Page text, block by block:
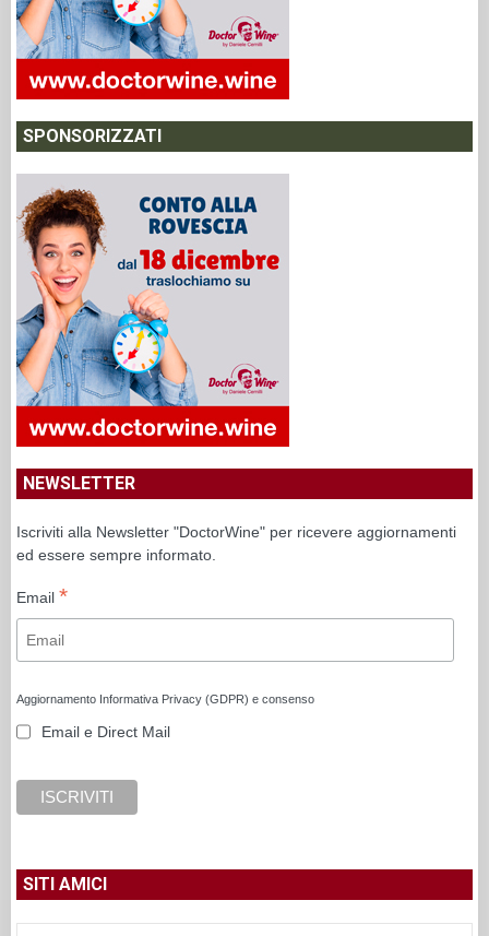
SPONSORIZZATI
NEWSLETTER
Iscriviti alla Newsletter "DoctorWine" per ricevere aggiornamenti
ed essere sempre informato.
Email *
Aggiornamento Informativa Privacy (GDPR) e consenso
Email e Direct Mail
SITI AMICI